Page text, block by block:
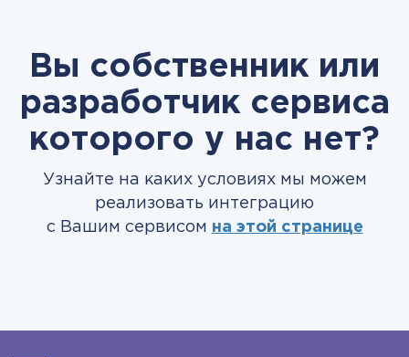
Вы собственник или
разработчик сервиса
которого у нас нет?
Узнайте на каких условиях мы можем
реализовать интеграцию
с Вашим сервисом на этой странице